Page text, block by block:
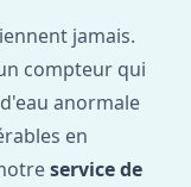
jamais.
compteur qui
anormale
en
service de